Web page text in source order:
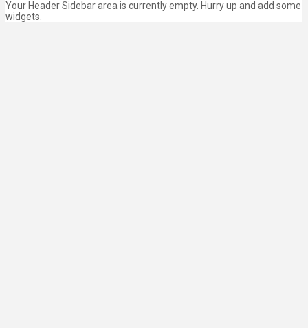
Your Header Sidebar area is currently empty. Hurry up and add some
widgets.